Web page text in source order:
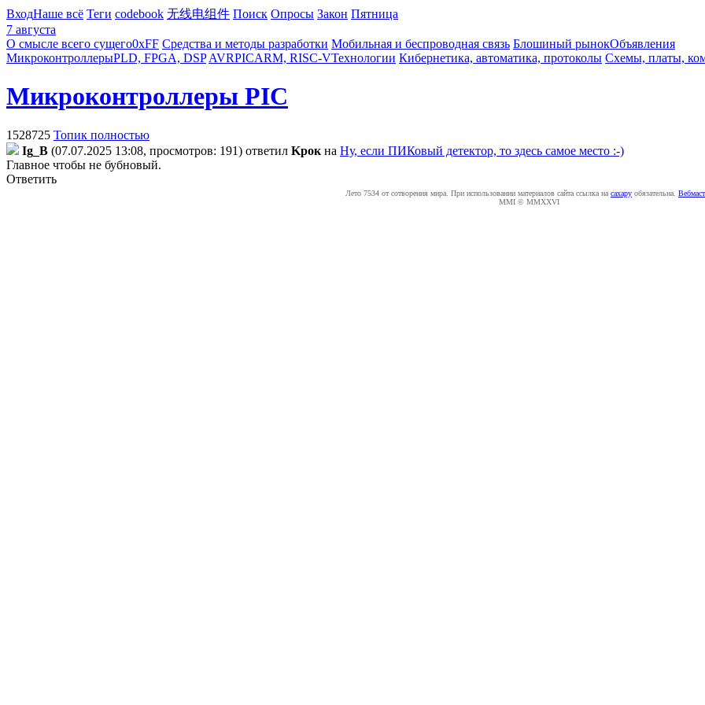
ВходНаше всё Теги codebook 无线电组件 Поиск Опросы Закон Пятница
7 августа
О смысле всего сущего0xFF Средства и методы разработки Мобильная и беспроводная связь Блошиный рынокОбъявления
МикроконтроллерыPLD, FPGA, DSP AVRPICARM, RISC-VТехнологии Кибернетика, автоматика, протоколы Схемы, платы,
Микроконтроллеры PIC
1528725 Топик полностью
Ig_B (07.07.2025 13:08, просмотров: 191) ответил Kpoк на Ну, если ПИКовый детектор, то здесь самое место :-)
Главное чтобы не бубновый.
Ответить
Лето 7534 от сотворения мира. При использовании материалов сайта ссылка на caxapу обязательна.
MMI © MMXXVI